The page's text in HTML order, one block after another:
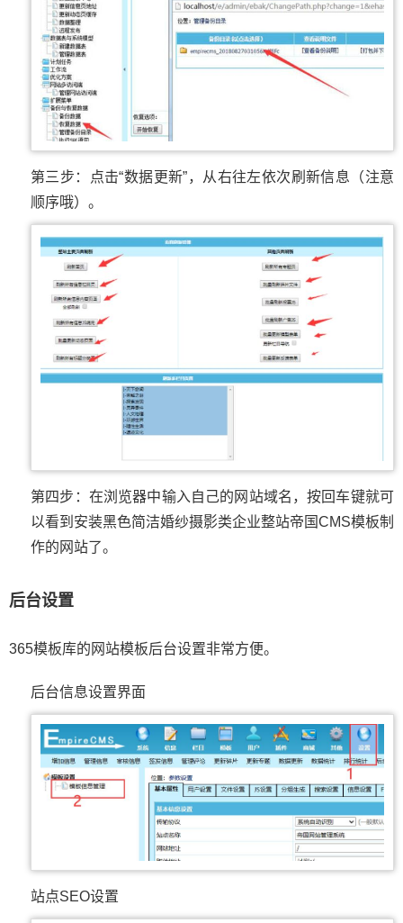
第三步：点击“数据更新”，从右往左依次刷新信息（注意
顺序哦）。
第四步：在浏览器中输入自己的网站域名，按回车键就可
以看到安装黑色简洁婚纱摄影类企业整站帝国CMS模板制
作的网站了。
后台设置
365模板库的网站模板后台设置非常方便。
后台信息设置界面
站点SEO设置